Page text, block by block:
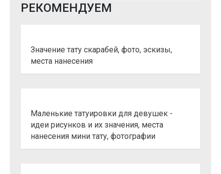
РЕКОМЕНДУЕМ
Значение тату скарабей, фото, эскизы,
места нанесения
Маленькие татуировки для девушек -
идеи рисунков и их значения, места
нанесения мини тату, фотографии